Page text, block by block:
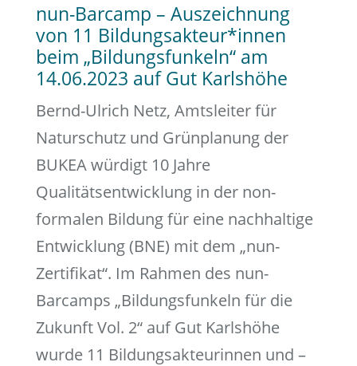
nun-Barcamp – Auszeichnung
von 11 Bildungsakteur*innen
beim „Bildungsfunkeln“ am
14.06.2023 auf Gut Karlshöhe
Bernd-Ulrich Netz, Amtsleiter für
Naturschutz und Grünplanung der
BUKEA würdigt 10 Jahre
Qualitätsentwicklung in der non-
formalen Bildung für eine nachhaltige
Entwicklung (BNE) mit dem „nun-
Zertifikat“. Im Rahmen des nun-
Barcamps „Bildungsfunkeln für die
Zukunft Vol. 2“ auf Gut Karlshöhe
wurde 11 Bildungsakteurinnen und –